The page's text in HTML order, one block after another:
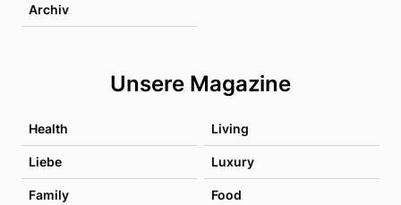
Archiv
Unsere Magazine
Health Living
Liebe Luxury
Family Food